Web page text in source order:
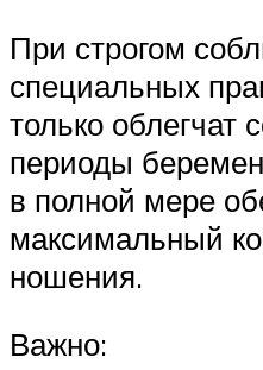
При строгом
специальных
только облегчат
периоды
в полной мере
максимальный
ношения.
Важно: